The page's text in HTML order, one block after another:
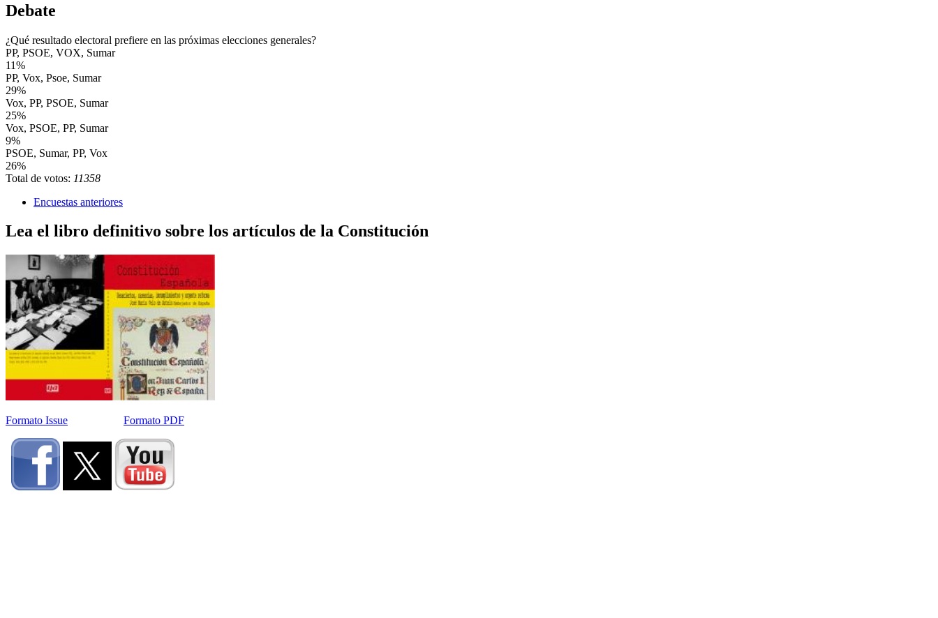
Debate
¿Qué resultado electoral prefiere en las próximas elecciones generales?
PP, PSOE, VOX, Sumar
11%
PP, Vox, Psoe, Sumar
29%
Vox, PP, PSOE, Sumar
25%
Vox, PSOE, PP, Sumar
9%
PSOE, Sumar, PP, Vox
26%
Total de votos: 11358
Encuestas anteriores
Lea el libro definitivo sobre los artículos de la Constitución
Formato Issue Formato PDF